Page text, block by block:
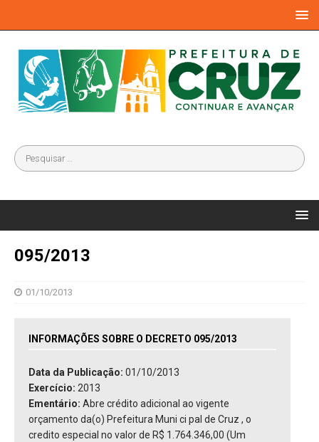
095/2013
01/10/2013
INFORMAÇÕES SOBRE O DECRETO 095/2013
Data da Publicação: 01/10/2013
Exercício: 2013
Ementário: Abre crédito adicional ao vigente
orçamento da(o) Prefeitura Muni ci pal de Cruz , o
credito especial no valor de R$ 1.764.346,00 (Um